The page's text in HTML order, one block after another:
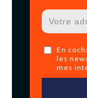
En
les
mes